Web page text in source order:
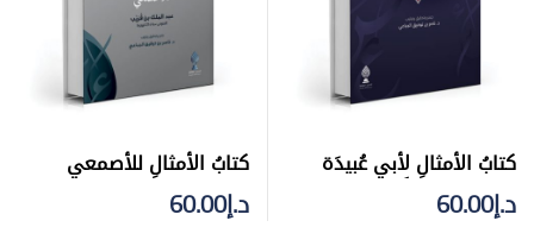
كتابُ الأمثالِ لأبي عُبيدَة
مَعمرَ بنَ المـُثَنَّى
د.إ60.00
كتابُ الأمثالِ للأصمعي
د.إ60.00